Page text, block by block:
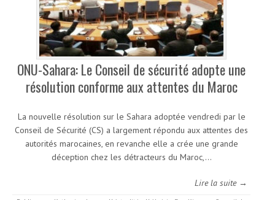
ONU-Sahara: Le Conseil de sécurité adopte une
résolution conforme aux attentes du Maroc
La nouvelle résolution sur le Sahara adoptée vendredi par le
Conseil de Sécurité (CS) a largement répondu aux attentes des
autorités marocaines, en revanche elle a crée une grande
déception chez les détracteurs du Maroc,…
Lire la suite →